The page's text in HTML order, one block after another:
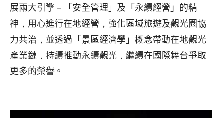
展兩大引擎－「安全管理」及「永續經營」的精
神，用心進行在地經營，強化區域旅遊及觀光圈協
力共治，並透過「景區經濟學」概念帶動在地觀光
產業鏈，持續推動永續觀光，繼續在國際舞台爭取
更多的榮譽。